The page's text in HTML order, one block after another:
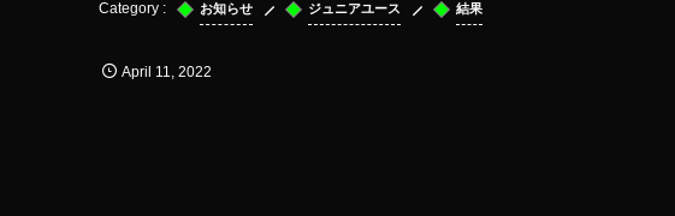
お知らせ ジュニアユース 結果
April 11 ,2022